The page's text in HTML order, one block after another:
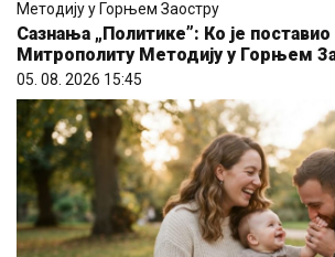
Сазнања „Политике”: Ко је
Митрополиту Методију у Горњем
05. 08. 2026 15:45